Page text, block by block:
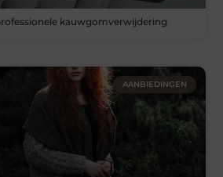
kauwgomverwijdering
AANBIEDINGEN